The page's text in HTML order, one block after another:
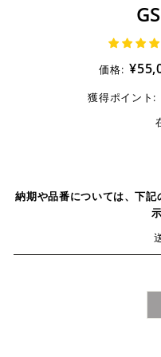
価格:
獲得ポイント:
納期や品番については、下